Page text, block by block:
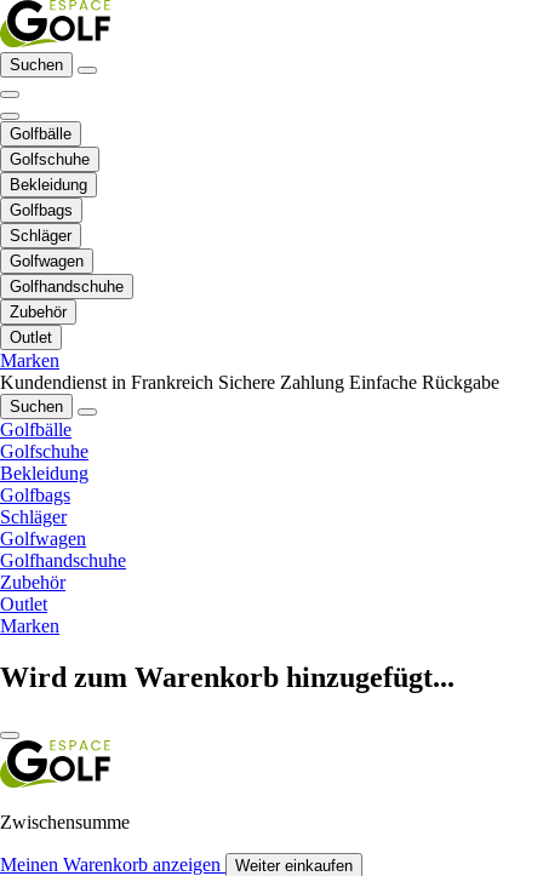
Suchen
Golfbälle
Golfschuhe
Bekleidung
Golfbags
Schläger
Golfwagen
Golfhandschuhe
Zubehör
Outlet
Marken
Kundendienst in Frankreich Sichere Zahlung Einfache Rückgabe
Suchen
Golfbälle
Golfschuhe
Bekleidung
Golfbags
Schläger
Golfwagen
Golfhandschuhe
Zubehör
Outlet
Marken
Wird zum Warenkorb hinzugefügt...
Zwischensumme
Meinen Warenkorb anzeigen Weiter einkaufen